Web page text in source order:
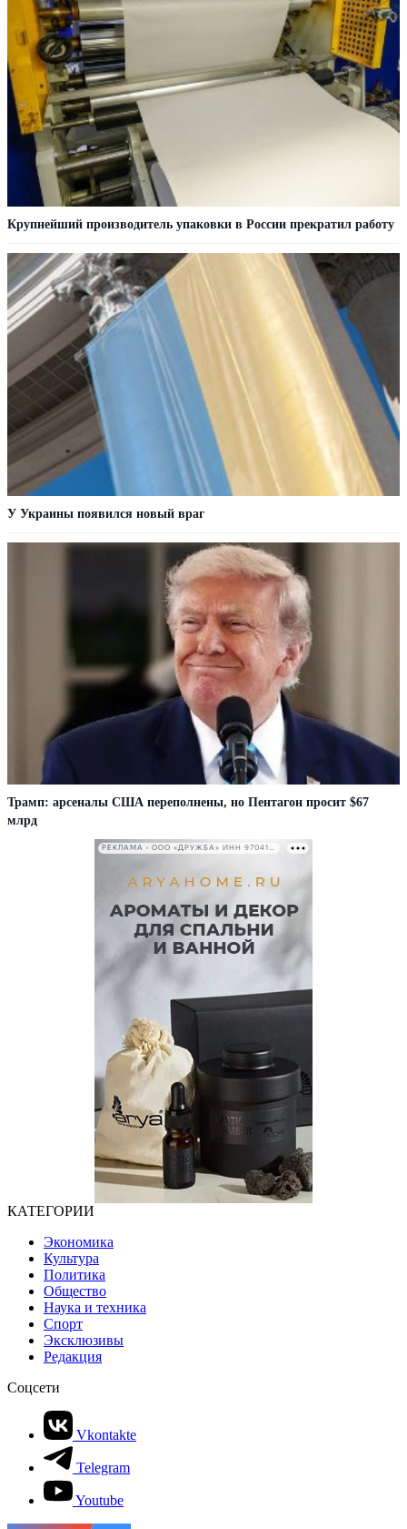
Крупнейший производитель упаковки в России прекратил работу
У Украины появился новый враг
Трамп: арсеналы США переполнены, но Пентагон просит $67
млрд
РЕКЛАМА • ООО «ДРУЖБА» ИНН 9704146411
КАТЕГОРИИ
Экономика
Культура
Политика
Общество
Наука и техника
Спорт
Эксклюзивы
Редакция
Соцсети
Vkontakte
Telegram
Youtube